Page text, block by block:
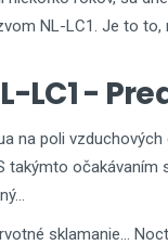
NL-LC1. Je to
LC1 -
na poli
takýmto
sklamanie...